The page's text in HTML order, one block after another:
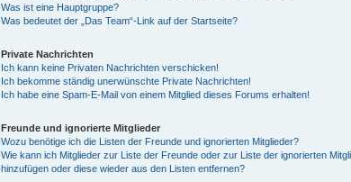
Was ist eine Hauptgruppe?
Was bedeutet der „Das Team“-Link auf der Startseite?
Private Nachrichten
Ich kann keine Privaten Nachrichten verschicken!
Ich bekomme ständig unerwünschte Private Nachrichten!
Ich habe eine Spam-E-Mail von einem Mitglied dieses Forums erhalten!
Freunde und ignorierte Mitglieder
Wozu benötige ich die Listen der Freunde und ignorierten Mitglieder?
Wie kann ich Mitglieder zur Liste der Freunde oder zur Liste der ignorierten
hinzufügen oder diese wieder aus den Listen entfernen?